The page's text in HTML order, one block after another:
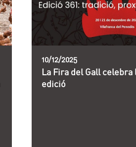
10/12/2025
La Fira del Gall celebra
edició